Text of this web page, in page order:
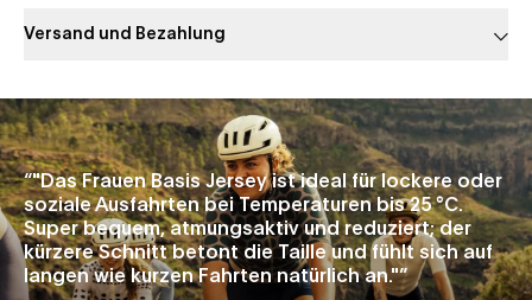
Versand und Bezahlung
Slide 1 of 1
“"Das Frauen Basis Jersey ist ideal für lockere oder
soziale Ausfahrten bei Temperaturen bis 25 °C.
Super bequem, atmungsaktiv und reduziert; der
kürzere Schnitt betont die Taille und fühlt sich auf
langen wie kurzen Fahrten natürlich an."”